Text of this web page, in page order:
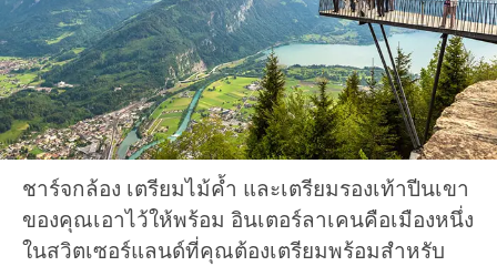
ชาร์จกล้อง เตรียมไม้ค้ำ และเตรียมรองเท้าปีนเขา
ของคุณเอาไว้ให้พร้อม อินเตอร์ลาเคนคือเมืองหนึ่ง
ในสวิตเซอร์แลนด์ที่คุณต้องเตรียมพร้อมสำหรับ